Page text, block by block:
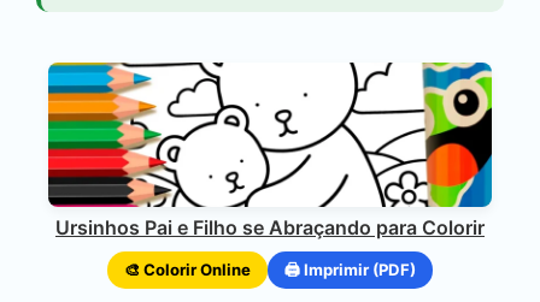
Ursinhos Pai e Filho se Abraçando para Colorir
🎨 Colorir Online 🖨️ Imprimir (PDF)